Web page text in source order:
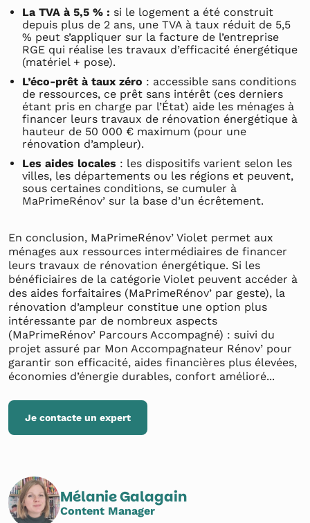
La TVA à 5,5 % : si le logement a été construit
depuis plus de 2 ans, une TVA à taux réduit de 5,5
% peut s’appliquer sur la facture de l’entreprise
RGE qui réalise les travaux d’efficacité énergétique
(matériel + pose).
L’éco-prêt à taux zéro : accessible sans conditions
de ressources, ce prêt sans intérêt (ces derniers
étant pris en charge par l’État) aide les ménages à
financer leurs travaux de rénovation énergétique à
hauteur de 50 000 € maximum (pour une
rénovation d’ampleur).
Les aides locales : les dispositifs varient selon les
villes, les départements ou les régions et peuvent,
sous certaines conditions, se cumuler à
MaPrimeRénov’ sur la base d’un écrêtement.
En conclusion, MaPrimeRénov’ Violet permet aux
ménages aux ressources intermédiaires de financer
leurs travaux de rénovation énergétique. Si les
bénéficiaires de la catégorie Violet peuvent accéder à
des aides forfaitaires (MaPrimeRénov’ par geste), la
rénovation d’ampleur constitue une option plus
intéressante par de nombreux aspects
(MaPrimeRénov’ Parcours Accompagné) : suivi du
projet assuré par Mon Accompagnateur Rénov’ pour
garantir son efficacité, aides financières plus élevées,
économies d’énergie durables, confort amélioré...
Je contacte un expert
Mélanie Galagain
Content Manager